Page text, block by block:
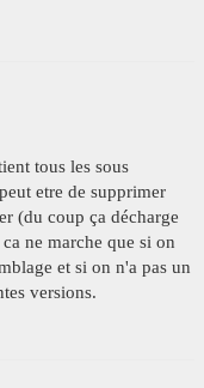
tous les sous
etre de supprimer
(du coup ça décharge
ne marche que si on
et si on n'a pas un
versions.